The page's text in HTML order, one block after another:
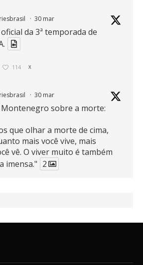
· 30 mar
da 3ª temporada de
114 X
· 30 mar
Montenegro sobre a morte:
que olhar a morte de cima,
mais você vive, mais
vê. O viver muito é também
imensa." 2
389 X